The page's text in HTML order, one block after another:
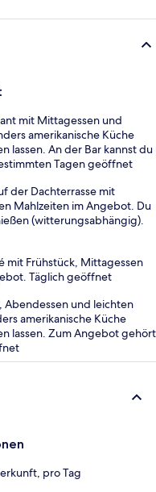
mit Mittagessen und
amerikanische Küche
lassen. An der Bar kannst du
Tagen geöffnet
der Dachterrasse mit
Mahlzeiten im Angebot. Du
(witterungsabhängig).
mit Frühstück, Mittagessen
Täglich geöffnet
Abendessen und leichten
amerikanische Küche
lassen. Zum Angebot gehört
pro Tag